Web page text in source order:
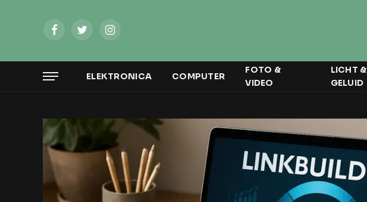
FacebookTwitterInstagram
ELEKTRONICA COMPUTER
FOTO &
VIDEO
LICHT &
GELUID